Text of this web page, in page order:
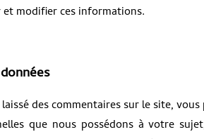
modifier ces informations.
des commentaires sur le site,
que nous possédons à votre